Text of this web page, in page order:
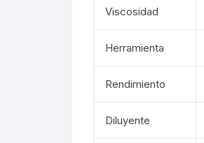
Viscosidad
Herramienta
Rendimiento
Diluyente